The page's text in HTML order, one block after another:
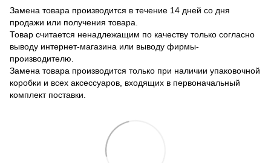
Замена товара производится в течение 14 дней со дня
продажи или получения товара.
Товар считается ненадлежащим по качеству только согласно
выводу интернет-магазина или выводу фирмы-
производителю.
Замена товара производится только при наличии упаковочной
коробки и всех аксессуаров, входящих в первоначальный
комплект поставки.